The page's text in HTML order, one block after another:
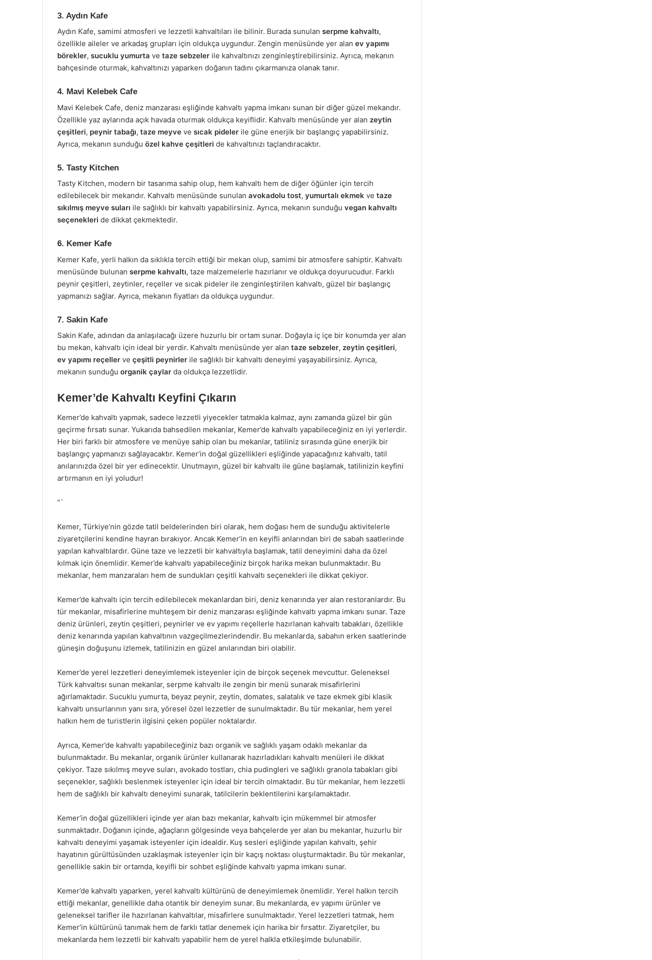
3. Aydın Kafe
Aydın Kafe, samimi atmosferi ve lezzetli kahvaltıları ile bilinir. Burada sunulan serpme kahvaltı,
özellikle aileler ve arkadaş grupları için oldukça uygundur. Zengin menüsünde yer alan ev yapımı
börekler, sucuklu yumurta ve taze sebzeler ile kahvaltınızı zenginleştirebilirsiniz. Ayrıca, mekanın
bahçesinde oturmak, kahvaltınızı yaparken doğanın tadını çıkarmanıza olanak tanır.
4. Mavi Kelebek Cafe
Mavi Kelebek Cafe, deniz manzarası eşliğinde kahvaltı yapma imkanı sunan bir diğer güzel mekandır.
Özellikle yaz aylarında açık havada oturmak oldukça keyiflidir. Kahvaltı menüsünde yer alan zeytin
çeşitleri, peynir tabağı, taze meyve ve sıcak pideler ile güne enerjik bir başlangıç yapabilirsiniz.
Ayrıca, mekanın sunduğu özel kahve çeşitleri de kahvaltınızı taçlandıracaktır.
5. Tasty Kitchen
Tasty Kitchen, modern bir tasarıma sahip olup, hem kahvaltı hem de diğer öğünler için tercih
edilebilecek bir mekandır. Kahvaltı menüsünde sunulan avokadolu tost, yumurtalı ekmek ve taze
sıkılmış meyve suları ile sağlıklı bir kahvaltı yapabilirsiniz. Ayrıca, mekanın sunduğu vegan kahvaltı
seçenekleri de dikkat çekmektedir.
6. Kemer Kafe
Kemer Kafe, yerli halkın da sıklıkla tercih ettiği bir mekan olup, samimi bir atmosfere sahiptir. Kahvaltı
menüsünde bulunan serpme kahvaltı, taze malzemelerle hazırlanır ve oldukça doyurucudur. Farklı
peynir çeşitleri, zeytinler, reçeller ve sıcak pideler ile zenginleştirilen kahvaltı, güzel bir başlangıç
yapmanızı sağlar. Ayrıca, mekanın fiyatları da oldukça uygundur.
7. Sakin Kafe
Sakin Kafe, adından da anlaşılacağı üzere huzurlu bir ortam sunar. Doğayla iç içe bir konumda yer alan
bu mekan, kahvaltı için ideal bir yerdir. Kahvaltı menüsünde yer alan taze sebzeler, zeytin çeşitleri,
ev yapımı reçeller ve çeşitli peynirler ile sağlıklı bir kahvaltı deneyimi yaşayabilirsiniz. Ayrıca,
mekanın sunduğu organik çaylar da oldukça lezzetlidir.
Kemer’de Kahvaltı Keyfini Çıkarın
Kemer’de kahvaltı yapmak, sadece lezzetli yiyecekler tatmakla kalmaz, aynı zamanda güzel bir gün
geçirme fırsatı sunar. Yukarıda bahsedilen mekanlar, Kemer’de kahvaltı yapabileceğiniz en iyi yerlerdir.
Her biri farklı bir atmosfere ve menüye sahip olan bu mekanlar, tatiliniz sırasında güne enerjik bir
başlangıç yapmanızı sağlayacaktır. Kemer’in doğal güzellikleri eşliğinde yapacağınız kahvaltı, tatil
anılarınızda özel bir yer edinecektir. Unutmayın, güzel bir kahvaltı ile güne başlamak, tatilinizin keyfini
artırmanın en iyi yoludur!
“`
Kemer, Türkiye’nin gözde tatil beldelerinden biri olarak, hem doğası hem de sunduğu aktivitelerle
ziyaretçilerini kendine hayran bırakıyor. Ancak Kemer’in en keyifli anlarından biri de sabah saatlerinde
yapılan kahvaltılardır. Güne taze ve lezzetli bir kahvaltıyla başlamak, tatil deneyimini daha da özel
kılmak için önemlidir. Kemer’de kahvaltı yapabileceğiniz birçok harika mekan bulunmaktadır. Bu
mekanlar, hem manzaraları hem de sundukları çeşitli kahvaltı seçenekleri ile dikkat çekiyor.
Kemer’de kahvaltı için tercih edilebilecek mekanlardan biri, deniz kenarında yer alan restoranlardır. Bu
tür mekanlar, misafirlerine muhteşem bir deniz manzarası eşliğinde kahvaltı yapma imkanı sunar. Taze
deniz ürünleri, zeytin çeşitleri, peynirler ve ev yapımı reçellerle hazırlanan kahvaltı tabakları, özellikle
deniz kenarında yapılan kahvaltının vazgeçilmezlerindendir. Bu mekanlarda, sabahın erken saatlerinde
güneşin doğuşunu izlemek, tatilinizin en güzel anılarından biri olabilir.
Kemer’de yerel lezzetleri deneyimlemek isteyenler için de birçok seçenek mevcuttur. Geleneksel
Türk kahvaltısı sunan mekanlar, serpme kahvaltı ile zengin bir menü sunarak misafirlerini
ağırlamaktadır. Sucuklu yumurta, beyaz peynir, zeytin, domates, salatalık ve taze ekmek gibi klasik
kahvaltı unsurlarının yanı sıra, yöresel özel lezzetler de sunulmaktadır. Bu tür mekanlar, hem yerel
halkın hem de turistlerin ilgisini çeken popüler noktalardır.
Ayrıca, Kemer’de kahvaltı yapabileceğiniz bazı organik ve sağlıklı yaşam odaklı mekanlar da
bulunmaktadır. Bu mekanlar, organik ürünler kullanarak hazırladıkları kahvaltı menüleri ile dikkat
çekiyor. Taze sıkılmış meyve suları, avokado tostları, chia pudingleri ve sağlıklı granola tabakları gibi
seçenekler, sağlıklı beslenmek isteyenler için ideal bir tercih olmaktadır. Bu tür mekanlar, hem lezzetli
hem de sağlıklı bir kahvaltı deneyimi sunarak, tatilcilerin beklentilerini karşılamaktadır.
Kemer’in doğal güzellikleri içinde yer alan bazı mekanlar, kahvaltı için mükemmel bir atmosfer
sunmaktadır. Doğanın içinde, ağaçların gölgesinde veya bahçelerde yer alan bu mekanlar, huzurlu bir
kahvaltı deneyimi yaşamak isteyenler için idealdir. Kuş sesleri eşliğinde yapılan kahvaltı, şehir
hayatının gürültüsünden uzaklaşmak isteyenler için bir kaçış noktası oluşturmaktadır. Bu tür mekanlar,
genellikle sakin bir ortamda, keyifli bir sohbet eşliğinde kahvaltı yapma imkanı sunar.
Kemer’de kahvaltı yaparken, yerel kahvaltı kültürünü de deneyimlemek önemlidir. Yerel halkın tercih
ettiği mekanlar, genellikle daha otantik bir deneyim sunar. Bu mekanlarda, ev yapımı ürünler ve
geleneksel tarifler ile hazırlanan kahvaltılar, misafirlere sunulmaktadır. Yerel lezzetleri tatmak, hem
Kemer’in kültürünü tanımak hem de farklı tatlar denemek için harika bir fırsattır. Ziyaretçiler, bu
mekanlarda hem lezzetli bir kahvaltı yapabilir hem de yerel halkla etkileşimde bulunabilir.